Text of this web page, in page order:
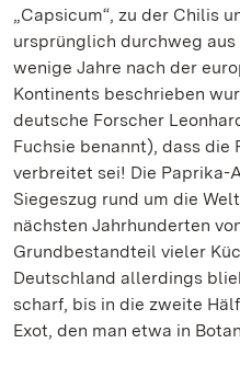
„Capsicum“, zu der Chilis
ursprünglich durchweg
wenige Jahre nach der
Kontinents beschrieben
deutsche Forscher
Fuchsie benannt), dass
verbreitet sei! Die Paprika-
Siegeszug rund um die
nächsten Jahrhunderten
Grundbestandteil vieler
Deutschland allerdings
scharf, bis in die zweite
Exot, den man etwa in